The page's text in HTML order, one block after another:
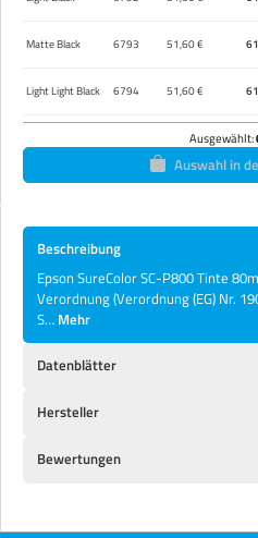
Matte Black 6793 51,60 €
Light Light Black 6794 51,60 €
Ausgewählt:
Auswahl in
Beschreibung
Epson SureColor SC-P800 Tinte
Verordnung (Verordnung (EG) Nr.
S… Mehr
Datenblätter
Hersteller
Bewertungen